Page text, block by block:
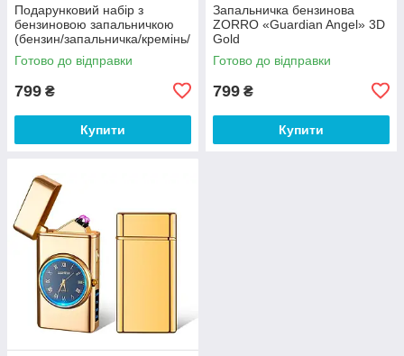
Подарунковий набір з
бензиновою запальничкою
(бензин/запальничка/кремінь/
фітіль) Zorro
Готово до відправки
799 ₴
Купити
Запальничка бензинова
ZORRO «Guardian Angel» 3D
Gold
Готово до відправки
799 ₴
Купити